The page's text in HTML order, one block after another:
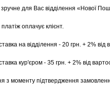
для Вас відділення «Нової
оплачує клієнт.
на відділення - 20 грн. + 2% від
кур'єром - 35 грн. + 2% від
з моменту підтвердження